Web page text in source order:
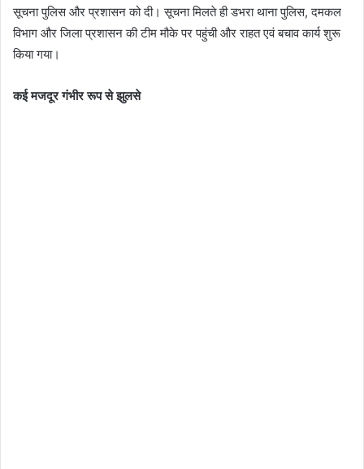
सूचना पुलिस और प्रशासन को दी। सूचना मिलते ही डभरा थाना पुलिस, दमकल
विभाग और जिला प्रशासन की टीम मौके पर पहुंची और राहत एवं बचाव कार्य शुरू
किया गया।
कई मजदूर गंभीर रूप से झुलसे